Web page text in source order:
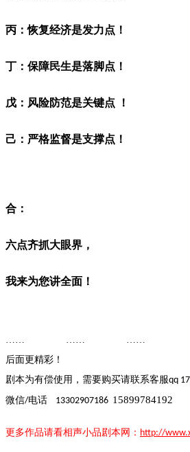
丙：恢复经济是发力点！
丁：保障民生是落脚点！
戊：风险防范是关键点 ！
己：严格监督是支撑点！
合：
六点齐抓大眼界，
我来为您讲全面！
后面更精彩！
剧本为有偿使用，需要购买请联系客服qq
微信/电话 13302907186 15899784192
更多作品请看相声小品剧本网： http://